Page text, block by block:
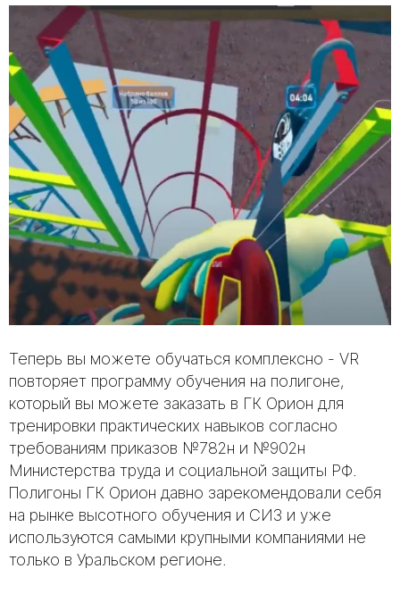
Теперь вы можете обучаться комплексно - VR
повторяет программу обучения на полигоне,
который вы можете заказать в ГК Орион для
тренировки практических навыков согласно
требованиям приказов №782н и №902н
Министерства труда и социальной защиты РФ.
Полигоны ГК Орион давно зарекомендовали себя
на рынке высотного обучения и СИЗ и уже
используются самыми крупными компаниями не
только в Уральском регионе.